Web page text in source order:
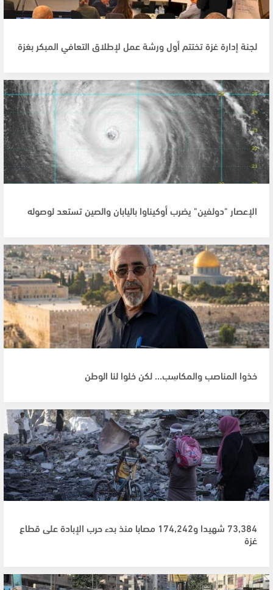
لجنة إدارة غزة تختتم أول ورشة عمل لإطلاق التعافي المبكر بغزة
الإعصار "دولفين" يضرب أوكيناوا باليابان والصين تستعد لوصوله
خذوا المناصب والمكاسِب... لكن خلوا لنا الوطن
73,384 شهيدا و174,242 مصابا منذ بدء حرب الإبادة على قطاع
غزة